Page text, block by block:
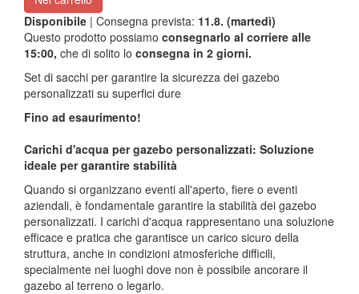
Disponibile | Consegna prevista: 11.8. (martedì)
Questo prodotto possiamo consegnarlo al corriere alle
15:00, che di solito lo consegna in 2 giorni.
Set di sacchi per garantire la sicurezza dei gazebo
personalizzati su superfici dure
Fino ad esaurimento!
Carichi d'acqua per gazebo personalizzati: Soluzione
ideale per garantire stabilità
Quando si organizzano eventi all'aperto, fiere o eventi
aziendali, è fondamentale garantire la stabilità dei gazebo
personalizzati. I carichi d'acqua rappresentano una soluzione
efficace e pratica che garantisce un carico sicuro della
struttura, anche in condizioni atmosferiche difficili,
specialmente nei luoghi dove non è possibile ancorare il
gazebo al terreno o legarlo.